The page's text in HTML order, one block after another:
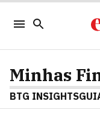
Minhas
BTG INSIGHTS